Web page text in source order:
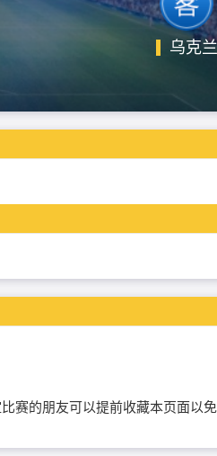
乌克兰
赛的朋友可以提前收藏本页面以